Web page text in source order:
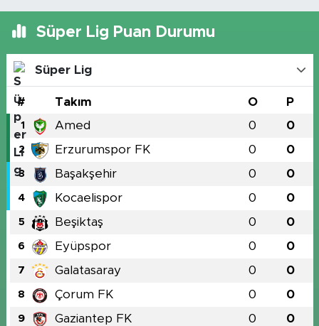
Süper Lig Puan Durumu
Süper Lig
# Takım O P
1 Amed 0 0
2 Erzurumspor FK 0 0
3 Başakşehir 0 0
4 Kocaelispor 0 0
5 Beşiktaş 0 0
6 Eyüpspor 0 0
7 Galatasaray 0 0
8 Çorum FK 0 0
9 Gaziantep FK 0 0